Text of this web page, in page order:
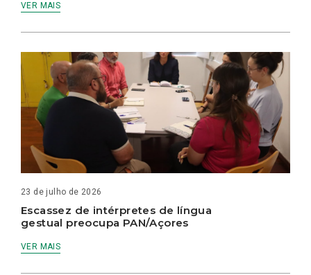
VER MAIS
23 de julho de 2026
Escassez de intérpretes de língua
gestual preocupa PAN/Açores
VER MAIS